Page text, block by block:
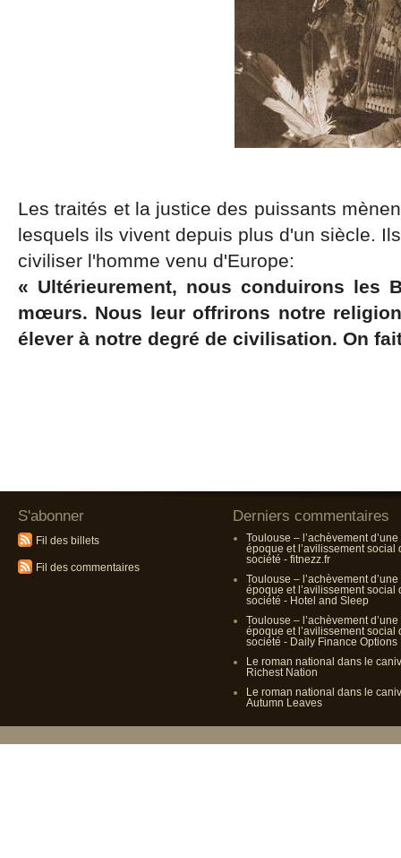
Les traités et la justice des puissants
lesquels ils vivent depuis plus d'un siècle.
civiliser l'homme venu d'Europe:
« Ultérieurement, nous conduirons les
mœurs. Nous leur offrirons notre
élever à notre degré de civilisation. On
S'abonner
Fil des billets
Fil des commentaires
Derniers commentaires
Toulouse – l’achèvement d’une
époque et l’avilissement social
société - fitnezz.fr
Toulouse – l’achèvement d’une
époque et l’avilissement social
société - Hotel and Sleep
Toulouse – l’achèvement d’une
époque et l’avilissement social
société - Daily Finance Options
Le roman national dans le
Richest Nation
Le roman national dans le
Autumn Leaves